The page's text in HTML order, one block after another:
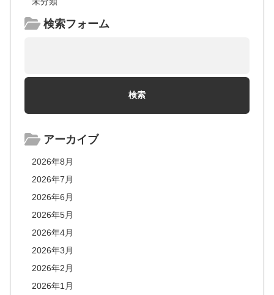
検索フォーム
アーカイブ
2026年8月
2026年7月
2026年6月
2026年5月
2026年4月
2026年3月
2026年2月
2026年1月